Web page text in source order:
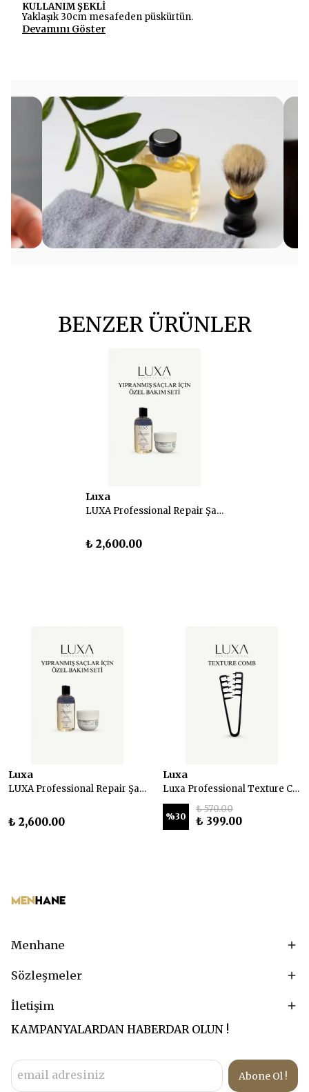
KULLANIM ŞEKLİ
Yaklaşık 30cm mesafeden püskürtün.
Devamını Göster
BENZER ÜRÜNLER
Luxa
LUXA Professional Repair Şampuan ve Maske Seti
₺ 2,600.00
Luxa
LUXA Professional Repair Şampuan ve Maske Seti
₺ 2,600.00
Luxa
Luxa Professional Texture Comb Profesyonel Saç Doku Tarağı
%30
₺ 570.00
₺ 399.00
Menhane
Sözleşmeler
İletişim
KAMPANYALARDAN HABERDAR OLUN !
Abone Ol !